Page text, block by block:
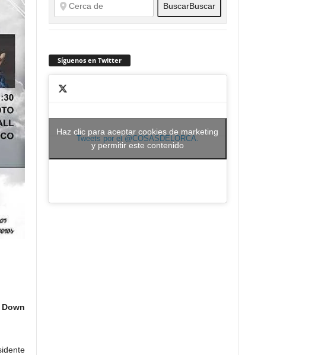
BuscarBuscar
Síguenos en Twitter
Tweets por el @COSASDELORCA.
Haz clic para aceptar cookies de marketing
y permitir este contenido